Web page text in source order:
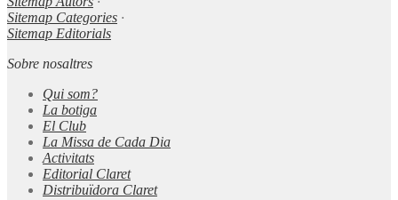
Sitemap Categories ·
Sitemap Editorials
Sobre nosaltres
Qui som?
La botiga
El Club
La Missa de Cada Dia
Activitats
Editorial Claret
Distribuïdora Claret